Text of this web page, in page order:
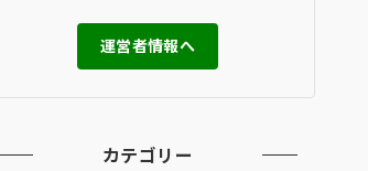
運営者情報へ
カテゴリー